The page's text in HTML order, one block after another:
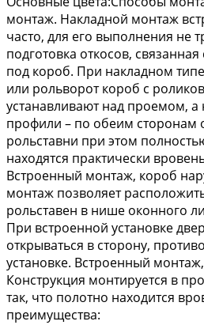
монтаж. Накладной монтаж
часто, для его выполнения не
подготовка откосов,
под короб. При накладном
или рольворот короб с
устанавливают над проемом,
профили – по обеим сторонам
рольставни при этом
находятся практически
Встроенный монтаж, короб
монтаж позволяет
рольставен в нише оконного
При встроенной установке
открываться в сторону,
установке. Встроенный
Конструкция монтируется в
так, что полотно находится
преимущества: